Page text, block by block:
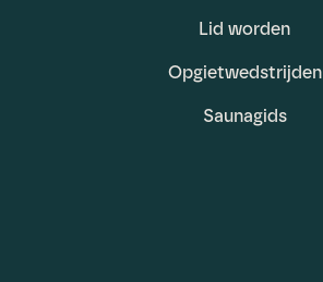
Lid worden
Opgietwedstrijden
Saunagids